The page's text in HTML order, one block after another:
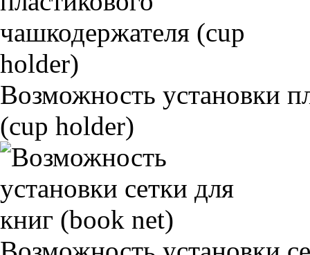
Возможность установки
(cup holder)